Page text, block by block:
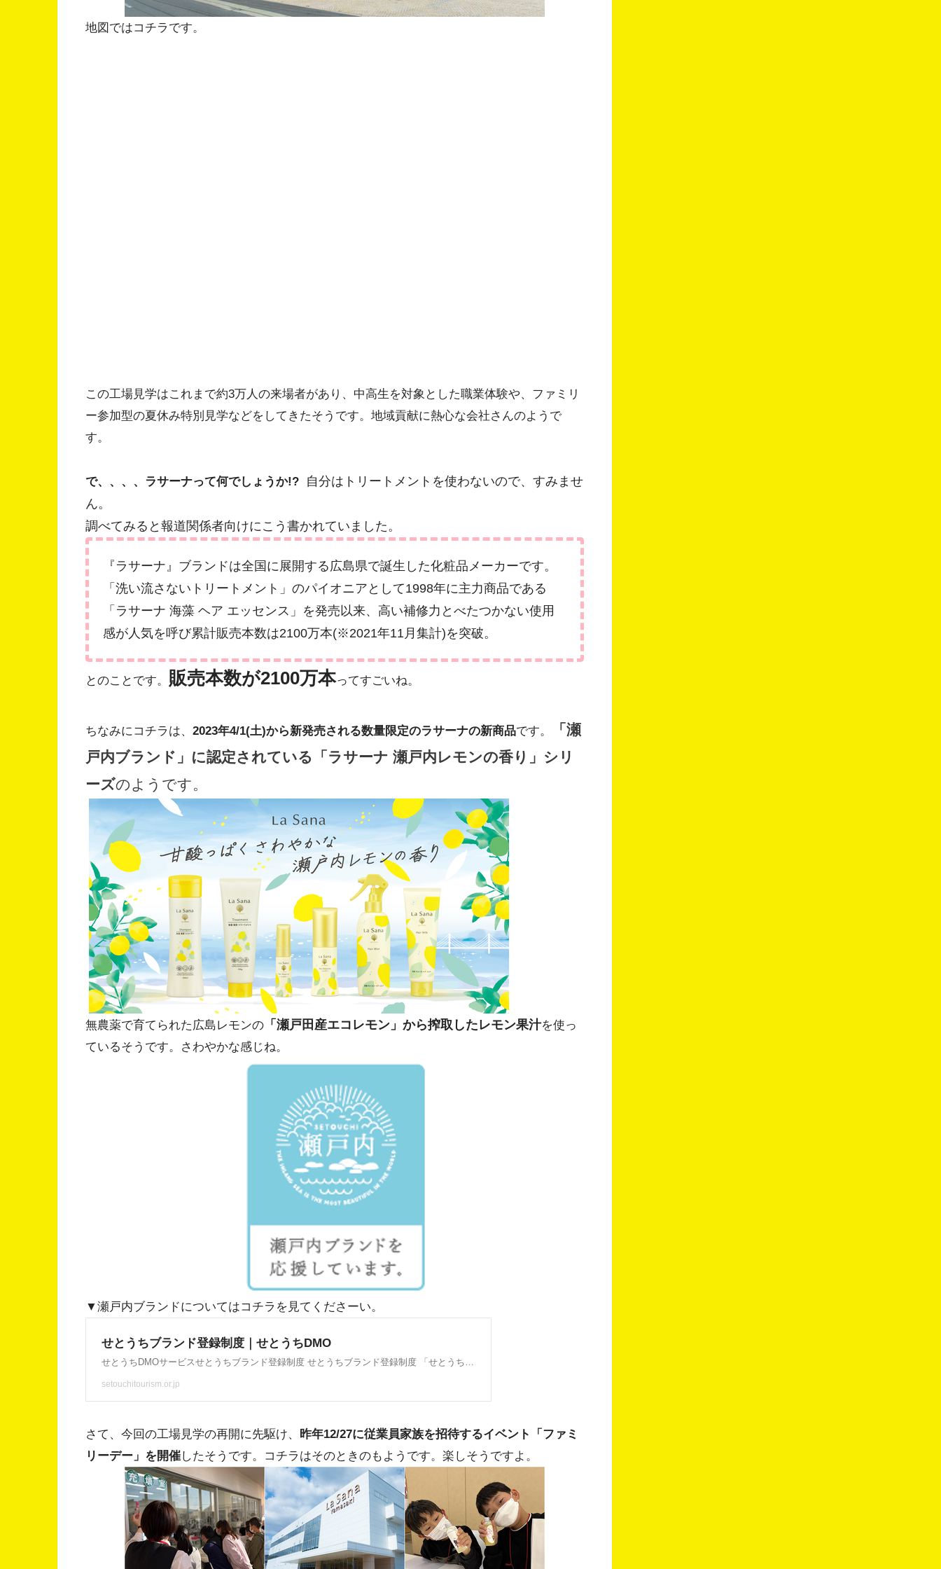
地図ではコチラです。
この工場見学はこれまで約3万人の来場者があり、中高生を対象とした職業体験や、ファミリ
ー参加型の夏休み特別見学などをしてきたそうです。地域貢献に熱心な会社さんのようで
す。
で、、、、ラサーナって何でしょうか!?
自分はトリートメントを使わないので、すみませ
ん。
調べてみると報道関係者向けにこう書かれていました。
『ラサーナ』ブランドは全国に展開する広島県で誕生した化粧品メーカーです。
「洗い流さないトリートメント」のパイオニアとして1998年に主力商品である
「ラサーナ 海藻 ヘア エッセンス」を発売以来、⾼い補修⼒とべたつかない使⽤
感が⼈気を呼び累計販売本数は2100万本(※2021年11月集計)を突破。
とのことです。 販売本数が2100万本ってすごいね。
ちなみにコチラは、 2023年4/1(土)から新発売される数量限定のラサーナの新商品です。
「瀬
戸内ブランド」に認定されている「ラサーナ 瀬戸内レモンの香り」シリ
ーズのようです。
無農薬で育てられた広島レモンの 「瀬戸田産エコレモン」から搾取したレモン果汁を使っ
ているそうです。さわやかな感じね。
▼瀬戸内ブランドについてはコチラを見てくださーい。
さて、今回の工場見学の再開に先駆け、 昨年12/27に従業員家族を招待するイベント「ファミ
リーデー」を開催したそうです。コチラはそのときのもようです。楽しそうですよ。